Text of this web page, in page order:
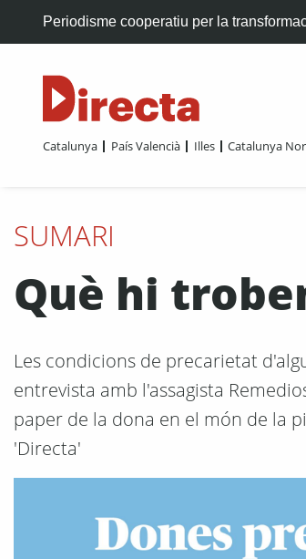
Periodisme cooperatiu per la
Catalunya País Valencià Illes Catalunya
SUMARI
Què hi
Les condicions de precarietat
entrevista amb l'assagista
paper de la dona en el món de la
'Directa'